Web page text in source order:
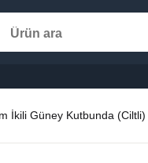
İkili Güney Kutbunda (Ciltli)